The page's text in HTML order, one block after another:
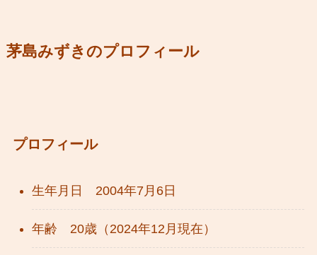
茅島みずきのプロフィール
プロフィール
生年月日 2004年7月6日
年齢 20歳（2024年12月現在）